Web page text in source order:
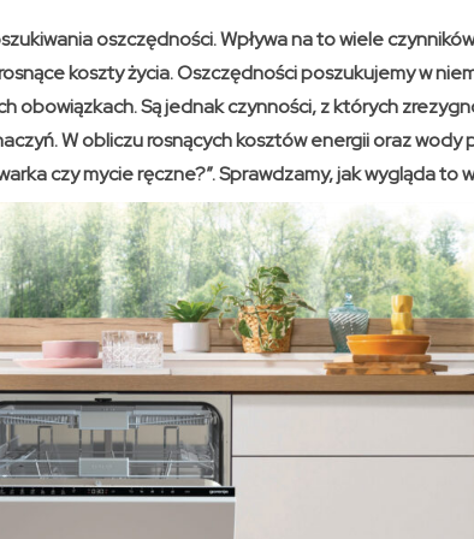
oszczędności. Wpływa na to wiele
koszty życia. Oszczędności poszukujemy w
obowiązkach. Są jednak czynności, z których
W obliczu rosnących kosztów energii oraz wody
czy mycie ręczne?”. Sprawdzamy, jak wygląda to